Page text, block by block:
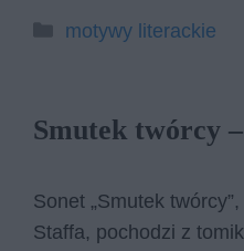
Kategorie
motywy literackie
Smutek twórcy
Sonet „Smutek
Staffa, pochodzi z